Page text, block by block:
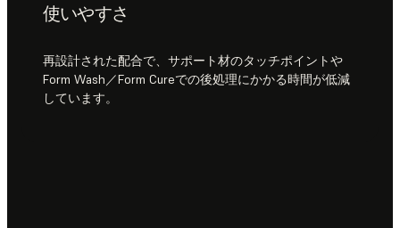
使いやすさ
再設計された配合で、サポート材のタッチポイントや
Form Wash／Form Cureでの後処理にかかる時間が低減
しています。